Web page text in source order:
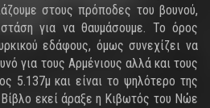
στους πρόποδες του βουνού,
για να θαυμάσουμε. Το όρος
εδάφους, όμως συνεχίζει να
για τους Αρμένιους αλλά και τους
5.137μ και είναι το ψηλότερο της
εκεί άραξε η Κιβωτός του Νώε